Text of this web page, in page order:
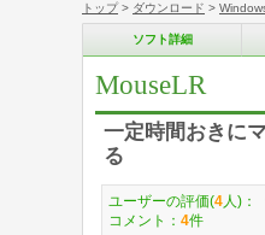
トップ> ダウンロード >
ソフト詳細
MouseLR
一定時間おきに
る
ユーザーの評価(4 人)：
コメント： 4件